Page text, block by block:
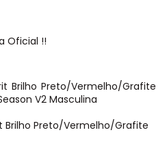
Oficial !!
Brilho Preto/Vermelho/Grafite
V2 Masculina
Brilho Preto/Vermelho/Grafite